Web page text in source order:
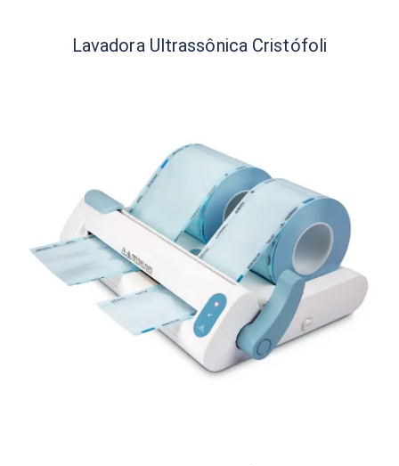
Lavadora Ultrassônica Cristófoli